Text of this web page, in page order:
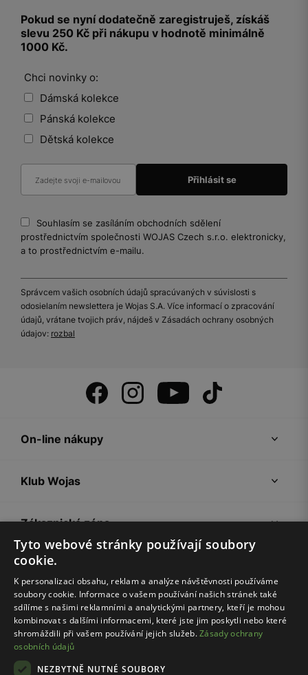
Pokud se nyní dodatečně zaregistruješ, získáš
slevu 250 Kč při nákupu v hodnotě minimálně
1000 Kč.
Chci novinky o:
Dámská kolekce
Pánská kolekce
Dětská kolekce
Souhlasím se zasíláním obchodních sdělení
prostřednictvím společnosti WOJAS Czech s.r.o. elektronicky,
a to prostřednictvím e-mailu.
Správcem vašich osobních údajů spracúvaných v súvislosti s
odosielaním newslettera je Wojas S.A. Více informací o zpracování
údajů, vrátane tvojich práv, nájdeš v Zásadách ochrany osobných
údajov: rozbal
On-line nákupy
Klub Wojas
Zákaznická zóna
Společnost Wojas
Rady
Tyto webové stránky používají soubory
cookie.
K personalizaci obsahu, reklam a analýze návštěvnosti používáme
soubory cookie. Informace o vašem používání našich stránek také
sdílíme s našimi reklamními a analytickými partnery, kteří je mohou
kombinovat s dalšími informacemi, které jste jim poskytli nebo které
shromáždili při vašem používání jejich služeb.Zásady ochrany
osobních údajů
NEZBYTNĚ NUTNÉ SOUBORY